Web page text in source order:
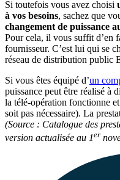
Si toutefois vous avez choisi
à vos besoins, sachez que
changement de puissance
Pour cela, il vous suffit d’en
fournisseur. C’est lui qui se
réseau de distribution public
Si vous êtes équipé d’un
puissance peut être réalisé à
la télé-opération fonctionne
soit pas nécessaire). La
(Source : Catalogue des
version actualisée au 1er